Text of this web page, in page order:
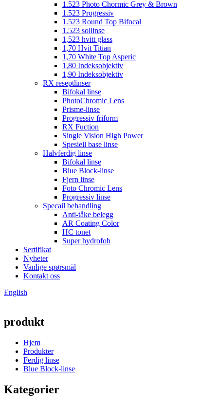
1.523 Photo Chormic Grey & Brown
1.523 Progressiv
1.523 Round Top Bifocal
1.523 sollinse
1,523 hvitt glass
1,70 Hvit Titian
1,70 White Top Asperic
1,80 Indeksobjektiv
1,90 Indeksobjektiv
RX reseptlinser
Bifokal linse
PhotoChromic Lens
Prisme-linse
Progressiv friform
RX Fuction
Single Vision High Power
Spesiell base linse
Halvferdig linse
Bifokal linse
Blue Block-linse
Fjern linse
Foto Chromic Lens
Progressiv linse
Specail behandling
Anti-tåke belegg
AR Coating Color
HC tonet
Super hydrofob
Sertifikat
Nyheter
Vanlige spørsmål
Kontakt oss
English
produkt
Hjem
Produkter
Ferdig linse
Blue Block-linse
Kategorier